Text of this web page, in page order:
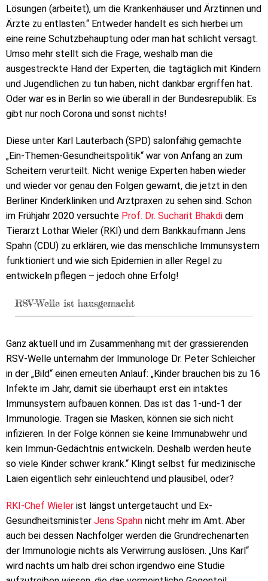
Lösungen (arbeitet), um die Krankenhäuser und Ärztinnen und
Ärzte zu entlasten.“ Entweder handelt es sich hierbei um
eine reine Schutzbehauptung oder man hat schlicht versagt.
Umso mehr stellt sich die Frage, weshalb man die
ausgestreckte Hand der Experten, die tagtäglich mit Kindern
und Jugendlichen zu tun haben, nicht dankbar ergriffen hat.
Oder war es in Berlin so wie überall in der Bundesrepublik: Es
gibt nur noch Corona und sonst nichts!
Diese unter Karl Lauterbach (SPD) salonfähig gemachte
„Ein-Themen-Gesundheitspolitik“ war von Anfang an zum
Scheitern verurteilt. Nicht wenige Experten haben wieder
und wieder vor genau den Folgen gewarnt, die jetzt in den
Berliner Kinderkliniken und Arztpraxen zu sehen sind. Schon
im Frühjahr 2020 versuchte Prof. Dr. Sucharit Bhakdi dem
Tierarzt Lothar Wieler (RKI) und dem Bankkaufmann Jens
Spahn (CDU) zu erklären, wie das menschliche Immunsystem
funktioniert und wie sich Epidemien in aller Regel zu
entwickeln pflegen – jedoch ohne Erfolg!
RSV-Welle ist hausgemacht
Ganz aktuell und im Zusammenhang mit der grassierenden
RSV-Welle unternahm der Immunologe Dr. Peter Schleicher
in der „Bild“ einen erneuten Anlauf: „Kinder brauchen bis zu 16
Infekte im Jahr, damit sie überhaupt erst ein intaktes
Immunsystem aufbauen können. Das ist das 1‑und‑1 der
Immunologie. Tragen sie Masken, können sie sich nicht
infizieren. In der Folge können sie keine Immunabwehr und
kein Immun-Gedächtnis entwickeln. Deshalb werden heute
so viele Kinder schwer krank.“ Klingt selbst für medizinische
Laien eigentlich sehr einleuchtend und plausibel, oder?
RKI-Chef Wieler ist längst untergetaucht und Ex-
Gesundheitsminister Jens Spahn nicht mehr im Amt. Aber
auch bei dessen Nachfolger werden die Grundrechenarten
der Immunologie nichts als Verwirrung auslösen. „Uns Karl“
wird nachts um halb drei schon irgendwo eine Studie